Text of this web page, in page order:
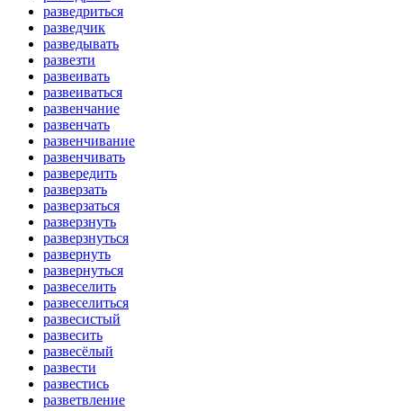
разведриться
разведчик
разведывать
развезти
развеивать
развеиваться
развенчание
развенчать
развенчивание
развенчивать
развередить
разверзать
разверзаться
разверзнуть
разверзнуться
развернуть
развернуться
развеселить
развеселиться
развесистый
развесить
развесёлый
развести
развестись
разветвление